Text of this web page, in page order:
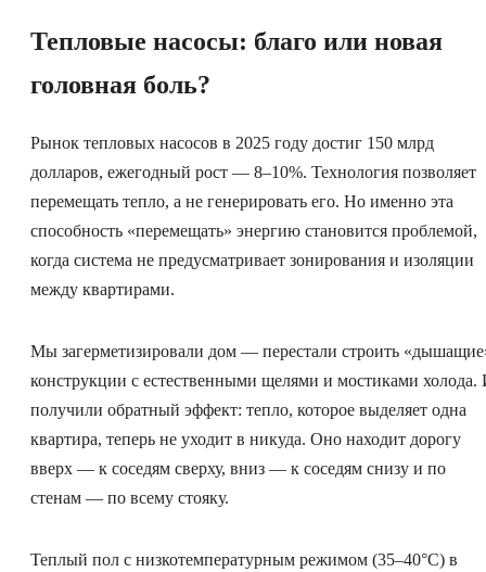
Тепловые насосы: благо или новая
головная боль?
Рынок тепловых насосов в 2025 году достиг 150 млрд
долларов, ежегодный рост — 8–10%. Технология позволяет
перемещать тепло, а не генерировать его. Но именно эта
способность «перемещать» энергию становится проблемой,
когда система не предусматривает зонирования и изоляции
между квартирами.
Мы загерметизировали дом — перестали строить
конструкции с естественными щелями и мостиками холода.
получили обратный эффект: тепло, которое выделяет одна
квартира, теперь не уходит в никуда. Оно находит дорогу
вверх — к соседям сверху, вниз — к соседям снизу и по
стенам — по всему стояку.
Теплый пол с низкотемпературным режимом (35–40°C) в